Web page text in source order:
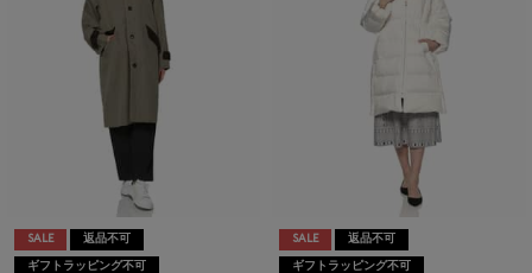
SALE 返品不可
ギフトラッピング不可
SALE 返品不可
ギフトラッピング不可